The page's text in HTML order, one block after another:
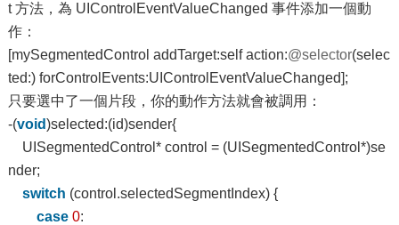
t 方法，為 UIControlEventValueChanged 事件添加一個動
作：
[mySegmentedControl addTarget:self action:@selector(selec
ted:) forControlEvents:UIControlEventValueChanged];
只要選中了一個片段，你的動作方法就會被調用：
-(void)selected:(id)sender{
UISegmentedControl* control = (UISegmentedControl*)se
nder;
switch (control.selectedSegmentIndex) {
case 0: